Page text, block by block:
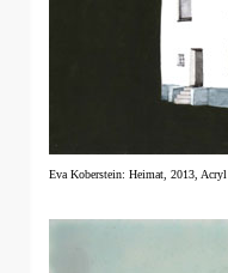
Eva Koberstein: Heimat, 2013,